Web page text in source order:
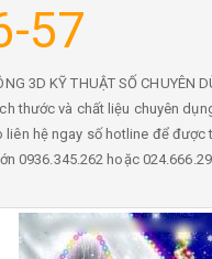
57
3D KỸ THUẬT SỐ CHUYÊN
thước và chất liệu chuyên
liên hệ ngay số hotline để được
0936.345.262 hoặc